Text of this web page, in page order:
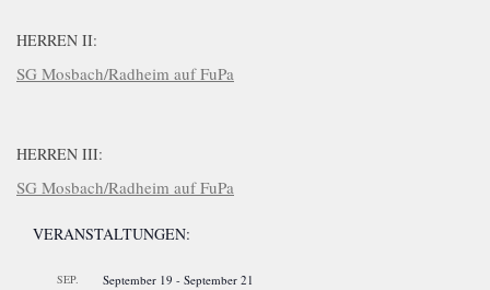
HERREN II:
SG Mosbach/Radheim auf FuPa
HERREN III:
SG Mosbach/Radheim auf FuPa
VERANSTALTUNGEN:
SEP. September 19 - September 21